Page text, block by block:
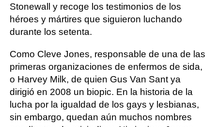
Stonewall y recoge los testimonios de los
héroes y mártires que siguieron luchando
durante los setenta.
Como Cleve Jones, responsable de una de las
primeras organizaciones de enfermos de sida,
o Harvey Milk, de quien Gus Van Sant ya
dirigió en 2008 un biopic. En la historia de la
lucha por la igualdad de los gays y lesbianas,
sin embargo, quedan aún muchos nombres